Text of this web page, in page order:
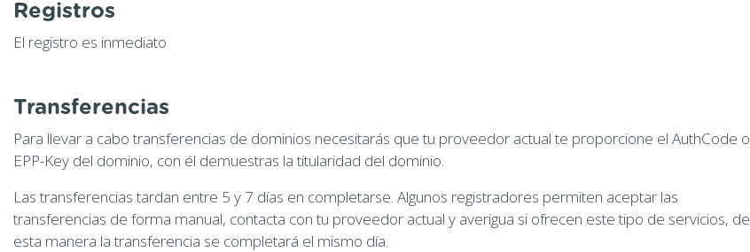
Registros
El registro es inmediato
Transferencias
Para llevar a cabo transferencias de dominios necesitarás que tu proveedor actual te proporcione el AuthCode o
EPP-Key del dominio, con él demuestras la titularidad del dominio.
Las transferencias tardan entre 5 y 7 días en completarse. Algunos registradores permiten aceptar las
transferencias de forma manual, contacta con tu proveedor actual y averigua si ofrecen este tipo de servicios, de
esta manera la transferencia se completará el mismo día.